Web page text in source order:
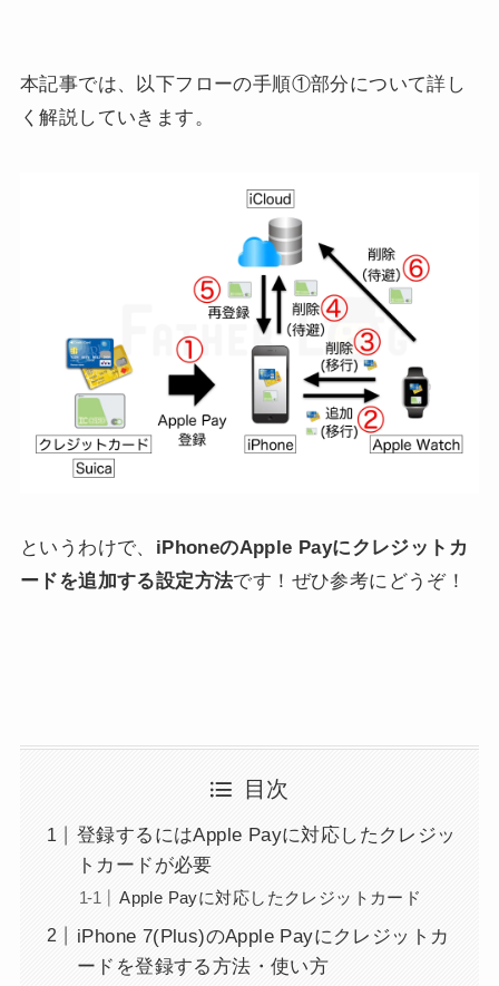
本記事では、以下フローの手順①部分について詳し
く解説していきます。
というわけで、 iPhoneのApple Payにクレジットカ
ードを追加する設定方法です！ぜひ参考にどうぞ！
目次
登録するにはApple Payに対応したクレジッ
トカードが必要
Apple Payに対応したクレジットカード
iPhone 7(Plus)のApple Payにクレジットカ
ードを登録する方法・使い方